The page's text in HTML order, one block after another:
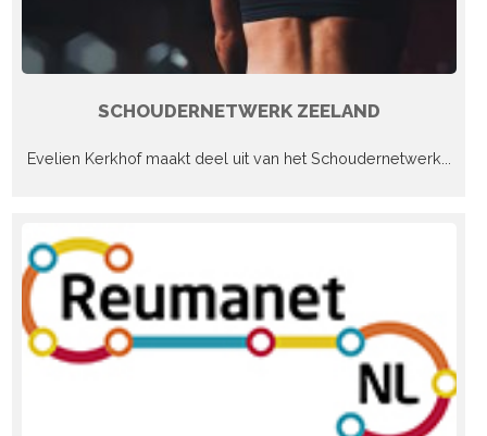
SCHOUDERNETWERK ZEELAND
Evelien Kerkhof maakt deel uit van het Schoudernetwerk...